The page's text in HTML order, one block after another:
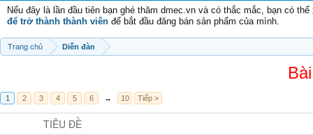
Nếu đây là lần đầu tiên bạn ghé thăm dmec.vn và có thắc mắc, bạn có
để trở thành thành viên để bắt đầu đăng bán sản phẩm của mình.
Trang chủ Diễn đàn
1 2 3 4 5 6 → 10 Tiếp >
TIÊU ĐỀ